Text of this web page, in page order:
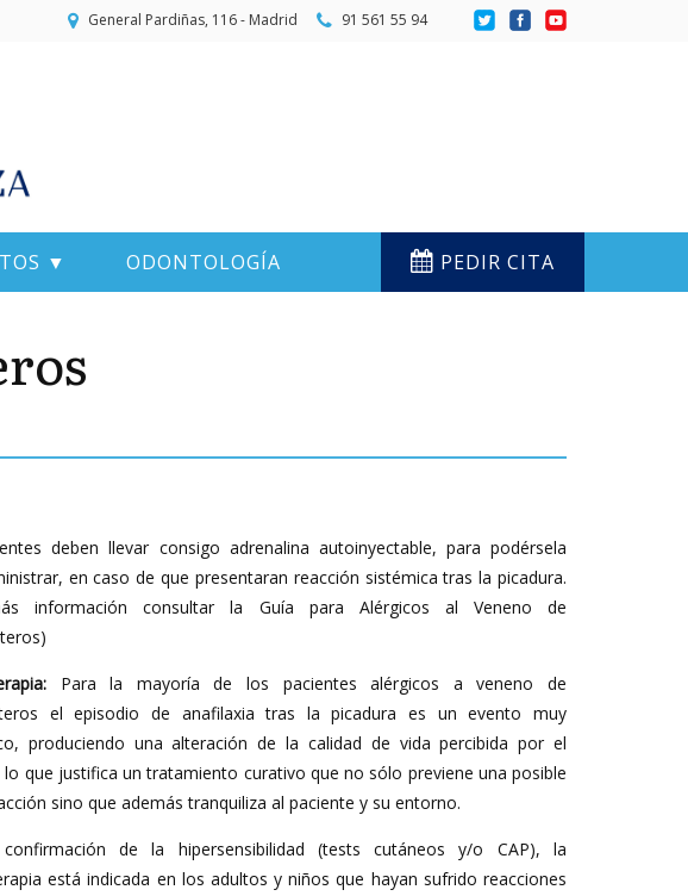
General Pardiñas, 116 - Madrid 91 561 55 94
▼ ODONTOLOGÍA PEDIR CITA
deben llevar consigo adrenalina autoinyectable, para podérsela
en caso de que presentaran reacción sistémica tras la picadura.
información consultar la Guía para Alérgicos al Veneno de
Para la mayoría de los pacientes alérgicos a veneno de
el episodio de anafilaxia tras la picadura es un evento muy
produciendo una alteración de la calidad de vida percibida por el
lo que justifica un tratamiento curativo que no sólo previene una posible
sino que además tranquiliza al paciente y su entorno.
de la hipersensibilidad (tests cutáneos y/o CAP), la
está indicada en los adultos y niños que hayan sufrido reacciones